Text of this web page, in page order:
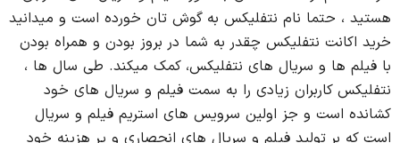
هستید ، حتما نام نتفلیکس به گوش تان خورده است و میدانید
خرید اکانت نتفلیکس چقدر به شما در بروز بودن و همراه بودن
با فیلم ها و سریال های نتفلیکس، کمک میکند. طی سال ها ،
نتفلیکس کاربران زیادی را به سمت فیلم و سریال های خود
کشانده است و جز اولین سرویس های استریم فیلم و سریال
است که بر تولید فیلم و سریال های انحصاری و پر هزینه خود